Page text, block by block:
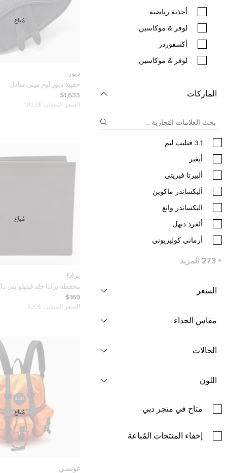
أحذية رياضية
لوفر & موكاسين
أكسفوردز
لوفر & موكاسين
الماركات
3.1 فيليب ليم
أيغنر
ألبيرتا فيريتي
أليكساندر ماكوين
اليكساندر وانغ
ألفرد دنهل
أرماني كوليزيوني
+
273 المزيد
السعر
مقاس الحذاء
الحالات
اللون
متاح في متجر دبي
إخفاء المنتجات المُباعة
ديور
حقيبة ديور أوم ميني سادل
$1,633
السعر المبدئي: $1,833
مُباع
برادا
محفظة برادا جلد فيتيلو بني
الطي
$169
السعر المبدئي: $320
مُباع
غوتشي
مُباع